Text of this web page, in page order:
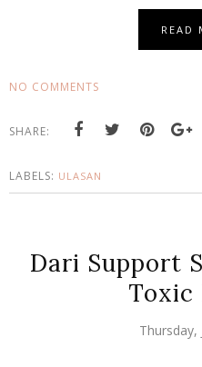
READ
NO COMMENTS
SHARE:
LABELS: ULASAN
Dari Support
Toxic
Thursday,